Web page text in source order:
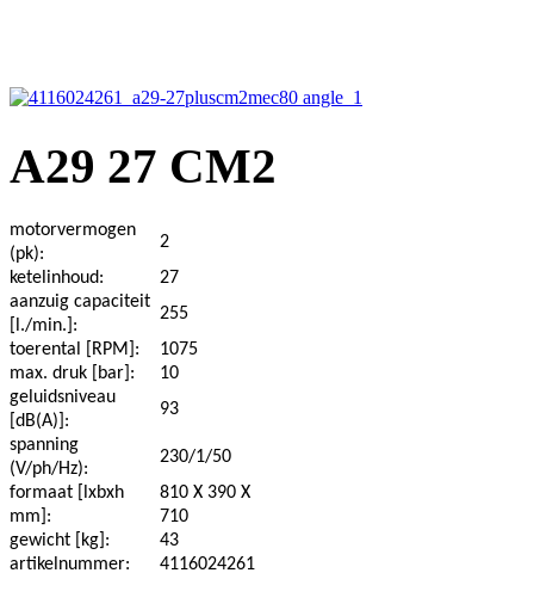
A29 27 CM2
motorvermogen
(pk):
2
ketelinhoud:
27
aanzuig capaciteit
[l./min.]:
255
toerental [RPM]:
1075
max. druk [bar]:
10
geluidsniveau
[dB(A)]:
93
spanning
(V/ph/Hz):
230/1/50
formaat [lxbxh
mm]:
810 X 390 X
710
gewicht [kg]:
43
artikelnummer:
4116024261